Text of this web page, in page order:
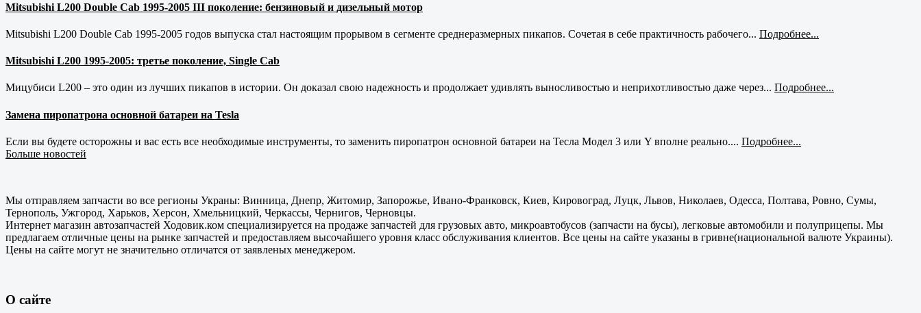
Mitsubishi L200 Double Cab 1995-2005 III поколение: бензиновый и дизельный мотор
Mitsubishi L200 Double Cab 1995-2005 годов выпуска стал настоящим прорывом в сегменте среднеразмерных пикапов. Сочетая в себе практичность рабочего... Подробнее...
Mitsubishi L200 1995-2005: третье поколение, Single Cab
Мицубиси L200 – это один из лучших пикапов в истории. Он доказал свою надежность и продолжает удивлять выносливостью и неприхотливостью даже через... Подробнее...
Замена пиропатрона основной батареи на Tesla
Если вы будете осторожны и вас есть все необходимые инструменты, то заменить пиропатрон основной батареи на Тесла Модел 3 или Y вполне реально.... Подробнее...
Больше новостей
Мы отправляем запчасти во все регионы Украны: Винница, Днепр, Житомир, Запорожье, Ивано-Франковск, Киев, Кировоград, Луцк, Львов, Николаев, Одесса, Полтава, Ровно, Сумы,
Тернополь, Ужгород, Харьков, Херсон, Хмельницкий, Черкассы, Чернигов, Черновцы.
Интернет магазин автозапчастей Ходовик.ком специализируется на продаже запчастей для грузовых авто, микроавтобусов (запчасти на бусы), легковые автомобили и полуприцепы. Мы
предлагаем отличные цены на рынке запчастей и предоставляем высочайшего уровня класс обслуживания клиентов. Все цены на сайте указаны в гривне(национальной валюте Украины).
Цены на сайте могут не значительно отличатся от заявленых менеджером.
О сайте